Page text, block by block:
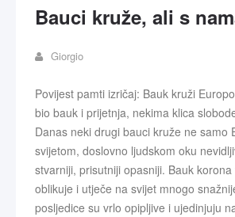
Giorgio
Povijest pamti izričaj: Bauk kruži
bio bauk i prijetnja, nekima klica
Danas neki drugi bauci kruže ne samo
svijetom, doslovno ljudskom oku
stvarniji, prisutniji opasniji. Bauk
oblikuje i utječe na svijet mnogo
posljedice su vrlo opipljive i ujedinjuju